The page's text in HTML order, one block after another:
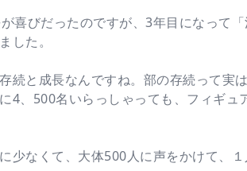
喜びだったのですが、3年目になって
した。
続と成長なんですね。部の存続って実
4、500名いらっしゃっても、フィギュ
少なくて、大体500人に声をかけて、